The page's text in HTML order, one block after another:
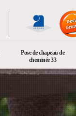
Pose de chapeau de
cheminée 33